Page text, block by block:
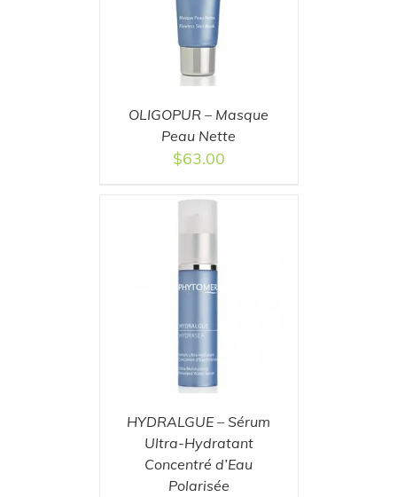
OLIGOPUR – Masque
Peau Nette
$63.00
HYDRALGUE – Sérum
Ultra-Hydratant
Concentré d’Eau
Polarisée